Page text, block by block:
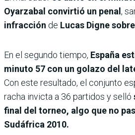
Oyarzabal convirtió un penal,
infracción de Lucas Digne
En el segundo tiempo, España
minuto 57 con un golazo del
Con este resultado, el conjunto
racha invicta a 36 partidos y selló
final del torneo, algo que no
Sudáfrica 2010.